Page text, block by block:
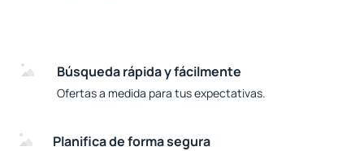
Búsqueda rápida y fácilmente
Ofertas a medida para tus expectativas.
Planifica de forma segura